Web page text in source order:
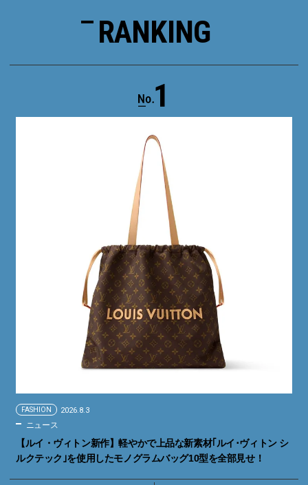
RANKING
1
FASHION 2026.8.3
ニュース
【ルイ・ヴィトン新作】軽やかで上品な新素材｢ルイ･ヴィトン シ
ルクテック｣を使用したモノグラムバッグ10型を全部見せ！